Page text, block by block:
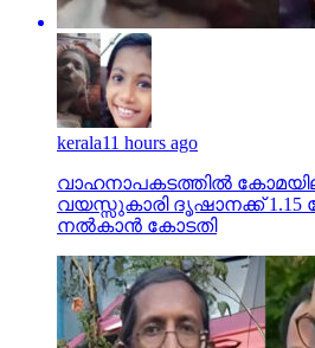
kerala11 hours ago
വാഹനാപകടത്തില്‍
വയസ്സുകാരി ദൃഷാനക്ക് 1.15
നല്‍കാന്‍ കോടതി